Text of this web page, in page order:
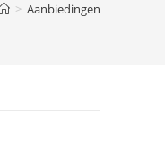
> Aanbiedingen